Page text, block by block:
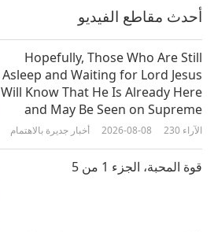
(الصوت والنور السماويين الداخليين)،
الجزء 16 من أجزاء عديدة.
مختصرات 2024-10-25 5744 الآراء
فوائد التأمل بطريقة (كوان يين) على
(الصوت والنور السماويين الداخليين)،
الجزء 17 من أجزاء عديدة.
مختصرات 2024-10-29 5500 الآراء
أحدث مقاطع الفيديو
Hopefully, Those Who Are Still
Asleep and Waiting for Lord Jesus
Will Know That He Is Already Here
and May Be Seen on Supreme
Master Television
أخبار جديرة بالاهتمام 2026-08-08 230 الآراء
قوة المحبة، الجزء 1 من 5